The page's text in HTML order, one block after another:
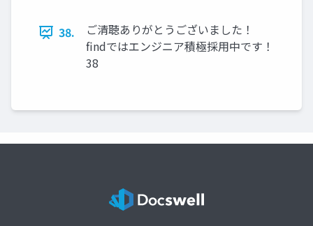
38.
ご清聴ありがとうございました！
findではエンジニア積極採用中です！
38